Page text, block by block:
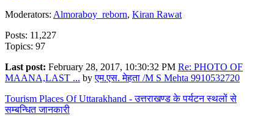
Moderators: Almoraboy_reborn, Kiran Rawat
Posts: 11,227
Topics: 97
Last post: February 28, 2017, 10:30:32 PM Re: PHOTO OF
MAANA,LAST ... byएम.एस. मेहता /M S Mehta 9910532720
Tourism Places Of Uttarakhand - उत्तराखण्ड के पर्यटन स्थलों से
सम्बन्धित जानकारी